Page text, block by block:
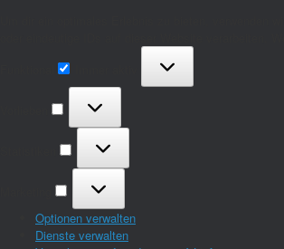
Vorlieben
Statistiken
Marketing
Optionen verwalten
Dienste verwalten